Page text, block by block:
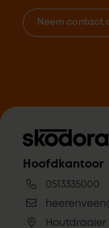
Neem contact
Hoofdkantoor
0513335000
Houtdraaier